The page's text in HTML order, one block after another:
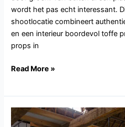
wordt het pas echt interessant.
shootlocatie combineert
en een interieur boordevol toffe
props in
Read More »
NB145.Andel